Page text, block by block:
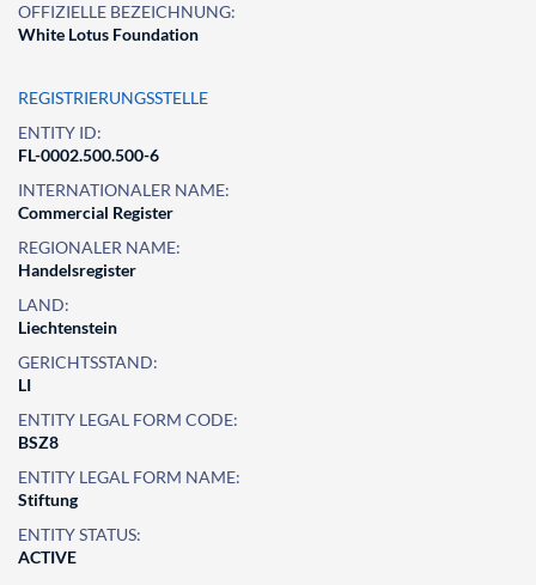
OFFIZIELLE BEZEICHNUNG:
White Lotus Foundation
REGISTRIERUNGSSTELLE
ENTITY ID:
FL-0002.500.500-6
INTERNATIONALER NAME:
Commercial Register
REGIONALER NAME:
Handelsregister
LAND:
Liechtenstein
GERICHTSSTAND:
LI
ENTITY LEGAL FORM CODE:
BSZ8
ENTITY LEGAL FORM NAME:
Stiftung
ENTITY STATUS:
ACTIVE